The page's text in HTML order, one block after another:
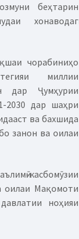
беҳтарин
хонаводагӣ
чорабиниҳо
миллии
дар Ҷумҳурии
2030 дар шаҳри
ва бахшида
занон ва оилаи
касбомӯзии
оилаи Мақомоти
ноҳияи